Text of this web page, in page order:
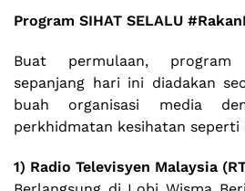
Program SIHAT SELALU
Buat permulaan, program
sepanjang hari ini diadakan
buah organisasi media
perkhidmatan kesihatan seperti
1) Radio Televisyen Malaysia